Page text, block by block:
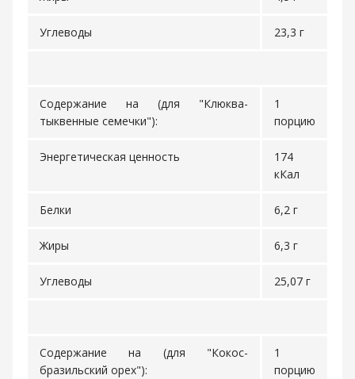
Углеводы 23,3 г
Содержание на (для "Клюква-
тыквенные семечки"):
1
порцию
Энергетическая ценность
174
кКал
Белки 6,2 г
Жиры 6,3 г
Углеводы 25,07 г
Содержание на (для "Кокос-
бразильский орех"):
1
порцию